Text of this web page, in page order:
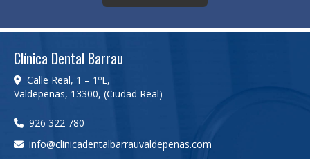
Clínica Dental Barrau
Calle Real, 1 – 1ºE,
Valdepeñas, 13300, (Ciudad Real)
926 322 780
info
clinicadentalbarrauvaldepenas.com